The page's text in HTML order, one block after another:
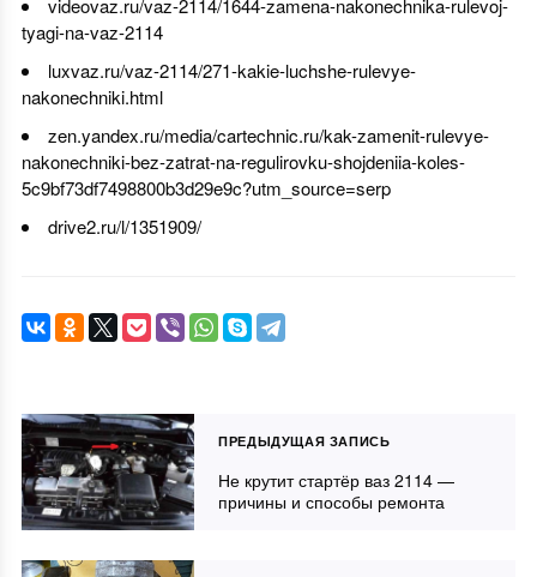
videovaz.ru/vaz-2114/1644-zamena-nakonechnika-rulevoj-
tyagi-na-vaz-2114
luxvaz.ru/vaz-2114/271-kakie-luchshe-rulevye-
nakonechniki.html
zen.yandex.ru/media/cartechnic.ru/kak-zamenit-rulevye-
nakonechniki-bez-zatrat-na-regulirovku-shojdeniia-koles-
5c9bf73df7498800b3d29e9c?utm_source=serp
drive2.ru/l/1351909/
ПРЕДЫДУЩАЯ ЗАПИСЬ
Не крутит стартёр ваз 2114 —
причины и способы ремонта